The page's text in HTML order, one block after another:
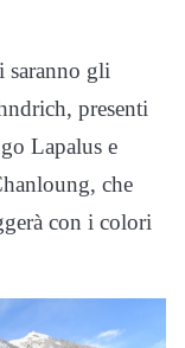
saranno gli
presenti
Lapalus e
che
con i colori